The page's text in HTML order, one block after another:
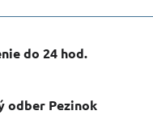
do 24 hod​.
odber Pezinok